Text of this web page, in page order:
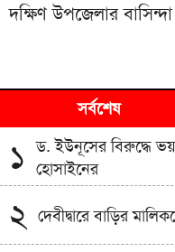
দক্ষিণ উপজেলার
সর্বশেষ
১ ড. ইউনূসের বিরুদ্ধে
হোসাইনের
২ দেবীদ্বারে বাড়ির